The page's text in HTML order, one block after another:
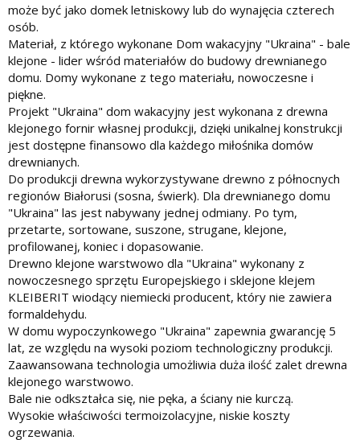
może być jako domek letniskowy lub do wynajęcia czterech
osób.
Materiał, z którego wykonane Dom wakacyjny "Ukraina" - bale
klejone - lider wśród materiałów do budowy drewnianego
domu. Domy wykonane z tego materiału, nowoczesne i
piękne.
Projekt "Ukraina" dom wakacyjny jest wykonana z drewna
klejonego fornir własnej produkcji, dzięki unikalnej konstrukcji
jest dostępne finansowo dla każdego miłośnika domów
drewnianych.
Do produkcji drewna wykorzystywane drewno z północnych
regionów Białorusi (sosna, świerk). Dla drewnianego domu
"Ukraina" las jest nabywany jednej odmiany. Po tym,
przetarte, sortowane, suszone, strugane, klejone,
profilowanej, koniec i dopasowanie.
Drewno klejone warstwowo dla "Ukraina" wykonany z
nowoczesnego sprzętu Europejskiego i sklejone klejem
KLEIBERIT wiodący niemiecki producent, który nie zawiera
formaldehydu.
W domu wypoczynkowego "Ukraina" zapewnia gwarancję 5
lat, ze względu na wysoki poziom technologiczny produkcji.
Zaawansowana technologia umożliwia duża ilość zalet drewna
klejonego warstwowo.
Bale nie odkształca się, nie pęka, a ściany nie kurczą.
Wysokie właściwości termoizolacyjne, niskie koszty
ogrzewania.